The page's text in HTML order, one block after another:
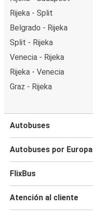
Rijeka - Split
Belgrado - Rijeka
Split - Rijeka
Venecia - Rijeka
Rijeka - Venecia
Graz - Rijeka
Autobuses
Autobuses por Europa
FlixBus
Atención al cliente